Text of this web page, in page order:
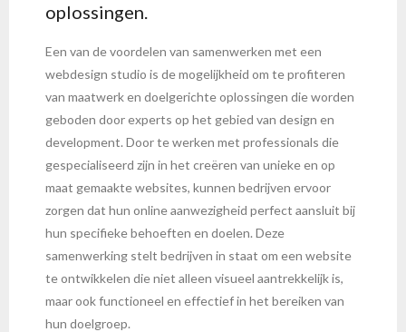
oplossingen.
Een van de voordelen van samenwerken met een
webdesign studio is de mogelijkheid om te profiteren
van maatwerk en doelgerichte oplossingen die worden
geboden door experts op het gebied van design en
development. Door te werken met professionals die
gespecialiseerd zijn in het creëren van unieke en op
maat gemaakte websites, kunnen bedrijven ervoor
zorgen dat hun online aanwezigheid perfect aansluit bij
hun specifieke behoeften en doelen. Deze
samenwerking stelt bedrijven in staat om een website
te ontwikkelen die niet alleen visueel aantrekkelijk is,
maar ook functioneel en effectief in het bereiken van
hun doelgroep.